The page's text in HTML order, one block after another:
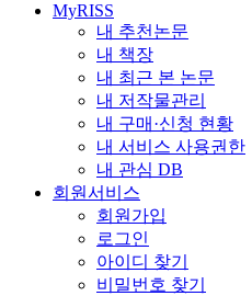
MyRISS
내 추천논문
내 책장
내 최근 본 논문
내 저작물관리
내 구매·신청 현황
내 서비스 사용권한
내 관심 DB
회원서비스
회원가입
로그인
아이디 찾기
비밀번호 찾기